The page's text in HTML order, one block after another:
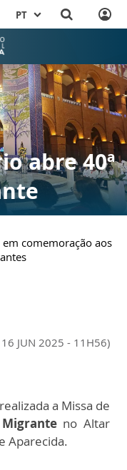
PT
abre 40ª
comemoração aos
JUN 2025 - 11H56)
a Missa de
no Altar
Aparecida.